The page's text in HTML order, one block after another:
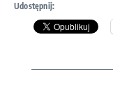
Udostępnij: